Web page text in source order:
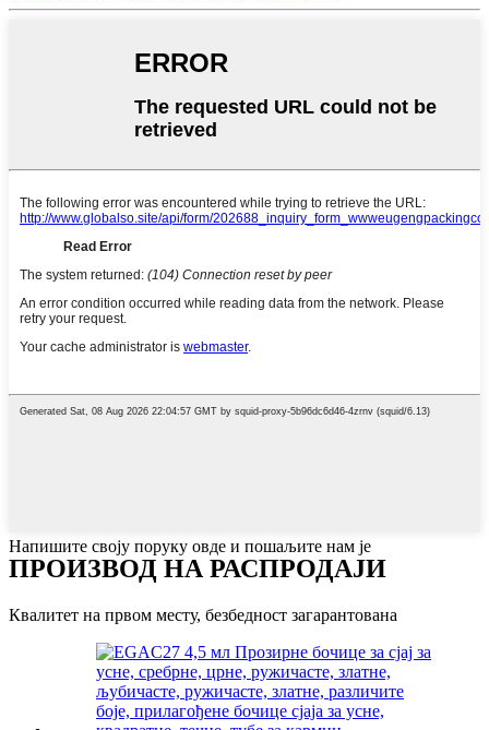
Напишите своју поруку овде и пошаљите нам је
ПРОИЗВОД НА РАСПРОДАЈИ
Квалитет на првом месту, безбедност загарантована